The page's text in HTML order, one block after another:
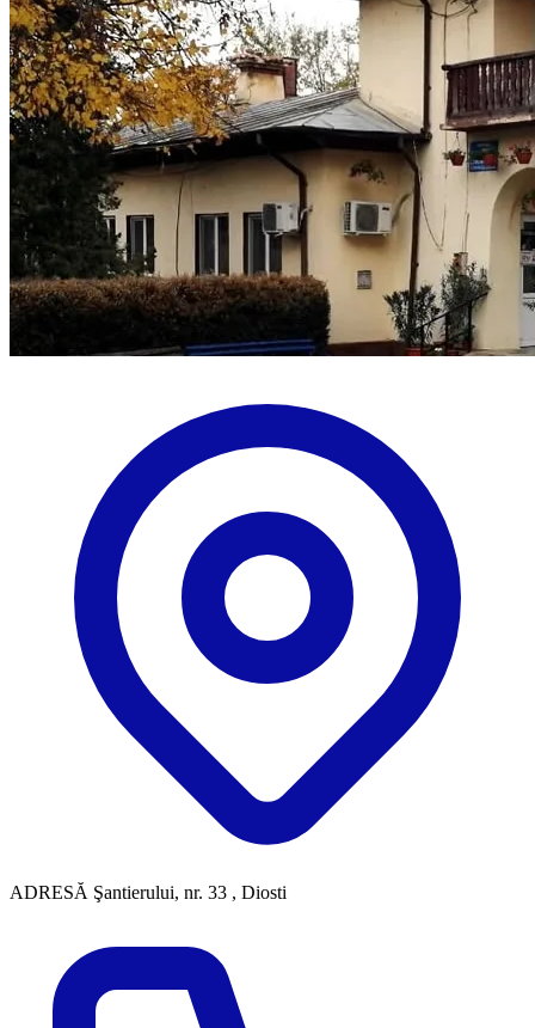
ADRESĂ Şantierului, nr. 33 , Diosti